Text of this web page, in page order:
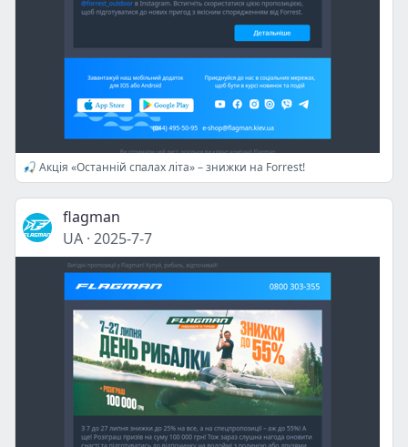
🎣 Акція «Останній спалах літа» – знижки на Forrest!
flagman
UA · 2025-7-7